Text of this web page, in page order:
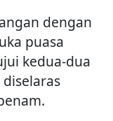
dengan
puasa
kedua-dua